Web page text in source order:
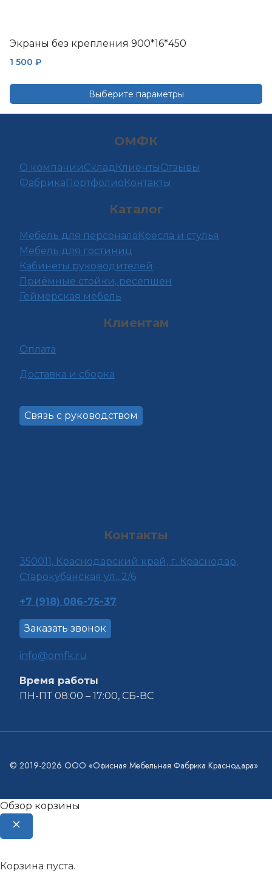
Экраны без крепления 900*16*450
1 500 ₽
Выберите параметры
Этот
вариаций.
Опции
на
странице
товара.
ОМФК
О компанииСклад КлиентыОтзывы
Фабрика Портфолио Контакты
Каталог
Мебель для персонала Кресла и стулья
Мебель для гостиниц
Кабинеты руководителей
Приёмные стойки, ресепшен
Геймерская мебель
Клиентам
Оплата
Доставка и сборка
Связь с руководством
Контакты
350011, Краснодарский край, г. Краснодар,
Старокубанская ул., 2/6
+7 (918) 086-75-37
Заказать звонок
info@omfk.ru
Время работы
ПН-ПТ 08:00 – 17:00, СБ-ВС
© 2019-2026 ООО «Офисная Мебельная Фабрика Краснодара»
Обзор корзины
Корзина пуста.